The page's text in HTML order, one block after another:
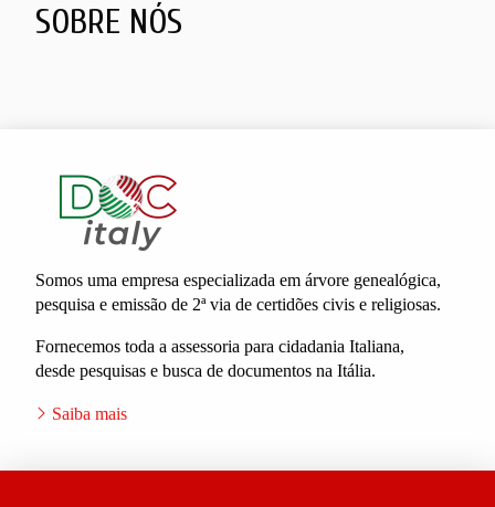
SOBRE NÓS
Somos uma empresa especializada em árvore genealógica,
pesquisa e emissão de 2ª via de certidões civis e religiosas.
Fornecemos toda a assessoria para cidadania Italiana,
desde pesquisas e busca de documentos na Itália.
Saiba mais